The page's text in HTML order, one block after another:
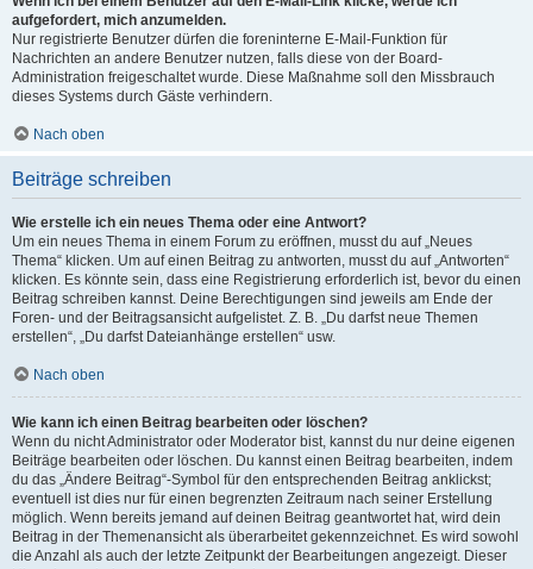
aufgefordert, mich anzumelden.
Nur registrierte Benutzer dürfen die foreninterne E-Mail-Funktion für
Nachrichten an andere Benutzer nutzen, falls diese von der Board-
Administration freigeschaltet wurde. Diese Maßnahme soll den Missbrauch
dieses Systems durch Gäste verhindern.
Nach oben
Beiträge schreiben
Wie erstelle ich ein neues Thema oder eine Antwort?
Um ein neues Thema in einem Forum zu eröffnen, musst du auf „Neues
Thema“ klicken. Um auf einen Beitrag zu antworten, musst du auf „Antworten“
klicken. Es könnte sein, dass eine Registrierung erforderlich ist, bevor du einen
Beitrag schreiben kannst. Deine Berechtigungen sind jeweils am Ende der
Foren- und der Beitragsansicht aufgelistet. Z. B. „Du darfst neue Themen
erstellen“, „Du darfst Dateianhänge erstellen“ usw.
Nach oben
Wie kann ich einen Beitrag bearbeiten oder löschen?
Wenn du nicht Administrator oder Moderator bist, kannst du nur deine eigenen
Beiträge bearbeiten oder löschen. Du kannst einen Beitrag bearbeiten, indem
du das „Ändere Beitrag“-Symbol für den entsprechenden Beitrag anklickst;
eventuell ist dies nur für einen begrenzten Zeitraum nach seiner Erstellung
möglich. Wenn bereits jemand auf deinen Beitrag geantwortet hat, wird dein
Beitrag in der Themenansicht als überarbeitet gekennzeichnet. Es wird sowohl
die Anzahl als auch der letzte Zeitpunkt der Bearbeitungen angezeigt. Dieser